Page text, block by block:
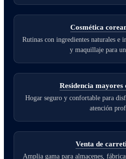
Cosmética
Rutinas con ingredientes naturales e
y maquillaje para
Residencia
Hogar seguro y confortable para
atención
Venta de
Amplia gama para almacenes,